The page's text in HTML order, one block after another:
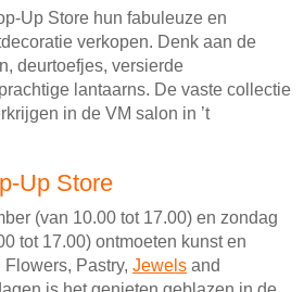
Up Store hun fabuleuze en
verkopen. Denk aan de
deurtoefjes, versierde
lantaarns. De vaste collectie
in de VM salon in ’t
Up Store
(van 10.00 tot 17.00) en zondag
tot 17.00) ontmoeten kunst en
Pastry, Jewels and